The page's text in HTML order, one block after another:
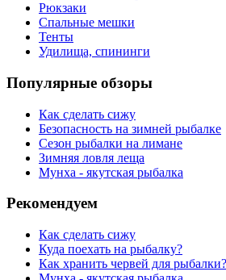
Рюкзаки
Спальные мешки
Тенты
Удилища, спининги
Популярные обзоры
Как сделать сижу
Безопасность на зимней рыбалке
Сезон рыбалки на лимане
Зимняя ловля леща
Мунха - якутская рыбалка
Рекомендуем
Как сделать сижу
Куда поехать на рыбалку?
Как хранить червей для рыбалки?